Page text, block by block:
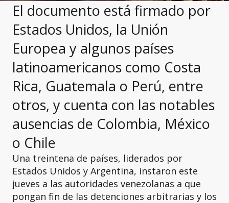
El documento está firmado por
Estados Unidos, la Unión
Europea y algunos países
latinoamericanos como Costa
Rica, Guatemala o Perú, entre
otros, y cuenta con las notables
ausencias de Colombia, México
o Chile
Una treintena de países, liderados por
Estados Unidos y Argentina, instaron este
jueves a las autoridades venezolanas a que
pongan fin de las detenciones arbitrarias y los